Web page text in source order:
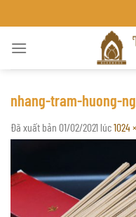
đến
nhang-tram-huong-
Đã xuất bản 01/02/2021 lúc1024